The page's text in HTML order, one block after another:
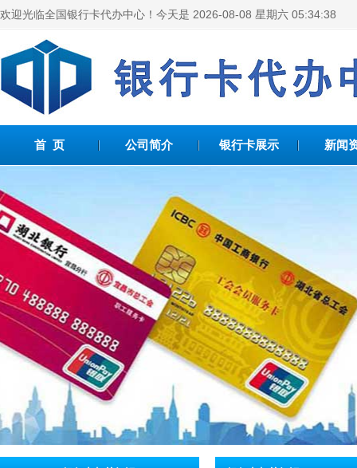
欢迎光临全国银行卡代办中心！今天是 2026-08-08 星期六 05:34:38
首 页 公司简介 银行卡展示 新闻